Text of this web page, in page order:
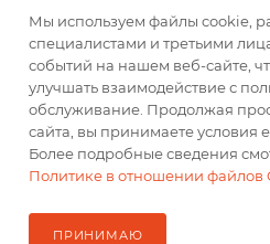
Мы используем файлы cookie,
специалистами и третьими
событий на нашем веб-сайте,
улучшать взаимодействие с
обслуживание. Продолжая
сайта, вы принимаете условия
Более подробные сведения
Политике в отношении файлов
ПРИНИМАЮ
Мы используем файлы cookie,
специалистами и третьими
событий на нашем веб-сайте,
улучшать взаимодействие с
обслуживание. Продолжая
сайта, вы принимаете условия
Более подробные сведения
Политике в отношении файлов
ПРИНИМАЮ